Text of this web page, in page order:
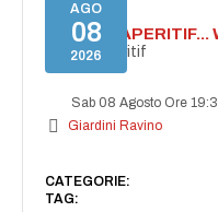
AGO
08
2026
SECRET APERITIF...
Secret aperitif
Sab 08 Agosto Ore
Giardini Ravino
CATEGORIE:
TAG: